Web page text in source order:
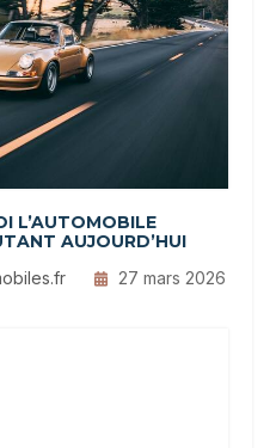
L’AUTOMOBILE
AUJOURD’HUI
27 mars 2026